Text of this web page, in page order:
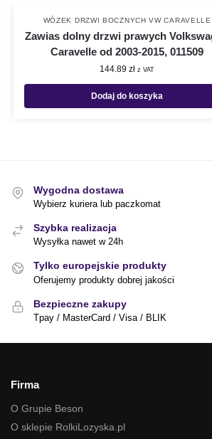
WÓZEK DRZWI BOCZNYCH VW CARAVELLE
Zawias dolny drzwi prawych
Caravelle od 2003-2015, 011509
144.89zł z VAT
Dodaj do koszyka
Wygodna dostawa
Wybierz kuriera lub paczkomat
Szybka realizacja
Wysyłka nawet w 24h
Tylko europejskie produkty
Oferujemy produkty dobrej jakości
Bezpieczne zakupy
Tpay / MasterCard / Visa / BLIK
Firma
O Grupie Beson
O sklepie RolkiLozyska.pl